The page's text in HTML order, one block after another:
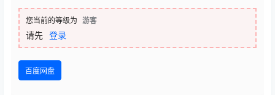
您当前的等级为 游客
请先 登录
百度网盘